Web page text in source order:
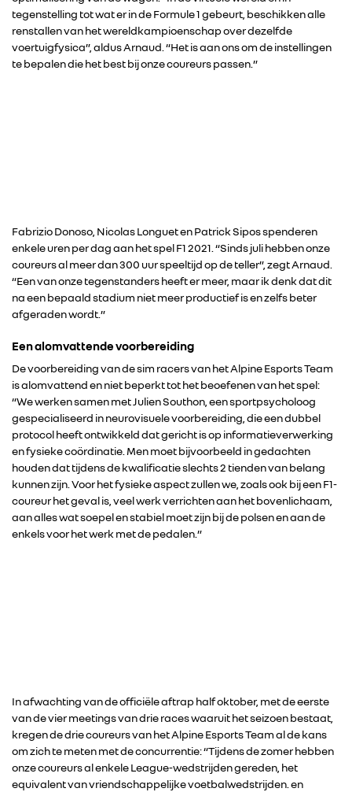
ALPINE
tegenstelling tot wat er in de Formule 1 gebeurt, beschikken alle
renstallen van het wereldkampioenschap over dezelfde
voertuigfysica”, aldus Arnaud. “Het is aan ons om de instellingen
te bepalen die het best bij onze coureurs passen.”
Fabrizio Donoso, Nicolas Longuet en Patrick Sipos spenderen
enkele uren per dag aan het spel F1 2021. “Sinds juli hebben onze
coureurs al meer dan 300 uur speeltijd op de teller”, zegt Arnaud.
“Een van onze tegenstanders heeft er meer, maar ik denk dat dit
na een bepaald stadium niet meer productief is en zelfs beter
afgeraden wordt.”
Een alomvattende voorbereiding
De voorbereiding van de sim racers van het Alpine Esports Team
is alomvattend en niet beperkt tot het beoefenen van het spel:
“We werken samen met Julien Southon, een sportpsycholoog
gespecialiseerd in neurovisuele voorbereiding, die een dubbel
protocol heeft ontwikkeld dat gericht is op informatieverwerking
en fysieke coördinatie. Men moet bijvoorbeeld in gedachten
houden dat tijdens de kwalificatie slechts 2 tienden van belang
kunnen zijn. Voor het fysieke aspect zullen we, zoals ook bij een F1-
coureur het geval is, veel werk verrichten aan het bovenlichaam,
aan alles wat soepel en stabiel moet zijn bij de polsen en aan de
enkels voor het werk met de pedalen.”
In afwachting van de officiële aftrap half oktober, met de eerste
van de vier meetings van drie races waaruit het seizoen bestaat,
kregen de drie coureurs van het Alpine Esports Team al de kans
om zich te meten met de concurrentie: “Tijdens de zomer hebben
onze coureurs al enkele League-wedstrijden gereden, het
equivalent van vriendschappelijke voetbalwedstrijden. en